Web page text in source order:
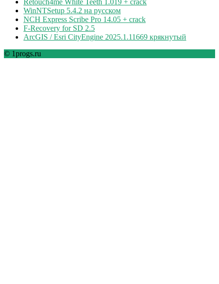
Retouch4me White Teeth 1.019 + crack
WinNTSetup 5.4.2 на русском
NCH Express Scribe Pro 14.05 + crack
F-Recovery for SD 2.5
ArcGIS / Esri CityEngine 2025.1.11669 крякнутый
© 1progs.ru